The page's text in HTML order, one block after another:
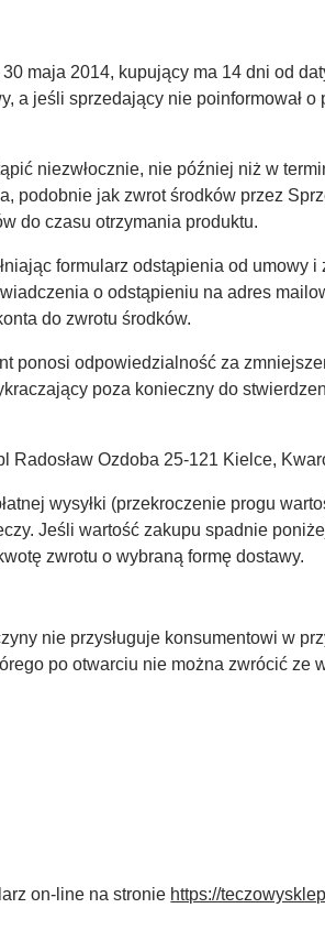
maja 2014, kupujący ma 14 dni od
a jeśli sprzedający nie poinformował
niezwłocznie, nie później niż w
podobnie jak zwrot środków przez
do czasu otrzymania produktu.
formularz odstąpienia od umowy i
o odstąpieniu na adres
do zwrotu środków.
ponosi odpowiedzialność za
poza konieczny do
Radosław Ozdoba 25-121 Kielce,
wysyłki (przekroczenie progu
Jeśli wartość zakupu spadnie
zwrotu o wybraną formę dostawy.
nie przysługuje konsumentowi w
po otwarciu nie można zwrócić ze
on-line na stronie https://